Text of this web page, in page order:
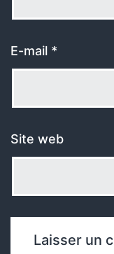
E-mail *
Site web